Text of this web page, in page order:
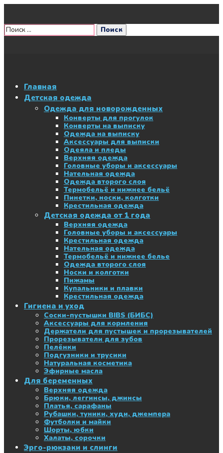
Главная
Детская одежда
Одежда для новорожденных
Конверты для прогулок
Конверты на выписку
Одежда на выписку
Аксессуары для выписки
Одеяла и пледы
Верхняя одежда
Головные уборы и аксессуары
Нательная одежда
Одежда второго слоя
Термобельё и нижнее бельё
Пинетки, носки, колготки
Крестильная одежда
Детская одежда от 1 года
Верхняя одежда
Головные уборы и аксессуары
Крестильная одежда
Нательная одежда
Термобельё и нижнее белье
Одежда второго слоя
Носки и колготки
Пижамы
Купальники и плавки
Крестильная одежда
Гигиена и уход
Соски-пустышки BIBS (БИБС)
Аксессуары для кормления
Держатели для пустышек и прорезывателей
Прорезыватели для зубов
Пелёнки
Подгузники и трусики
Натуральная косметика
Эфирные масла
Для беременных
Верхняя одежда
Брюки, леггинсы, джинсы
Платья, сарафаны
Рубашки, туники, худи, джемпера
Футболки и майки
Шорты, юбки
Халаты, сорочки
Эрго-рюкзаки и слинги